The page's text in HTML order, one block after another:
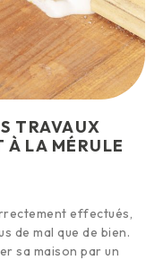
TRAVAUX
LA MÉRULE
effectués,
de mal que de bien.
sa maison par un